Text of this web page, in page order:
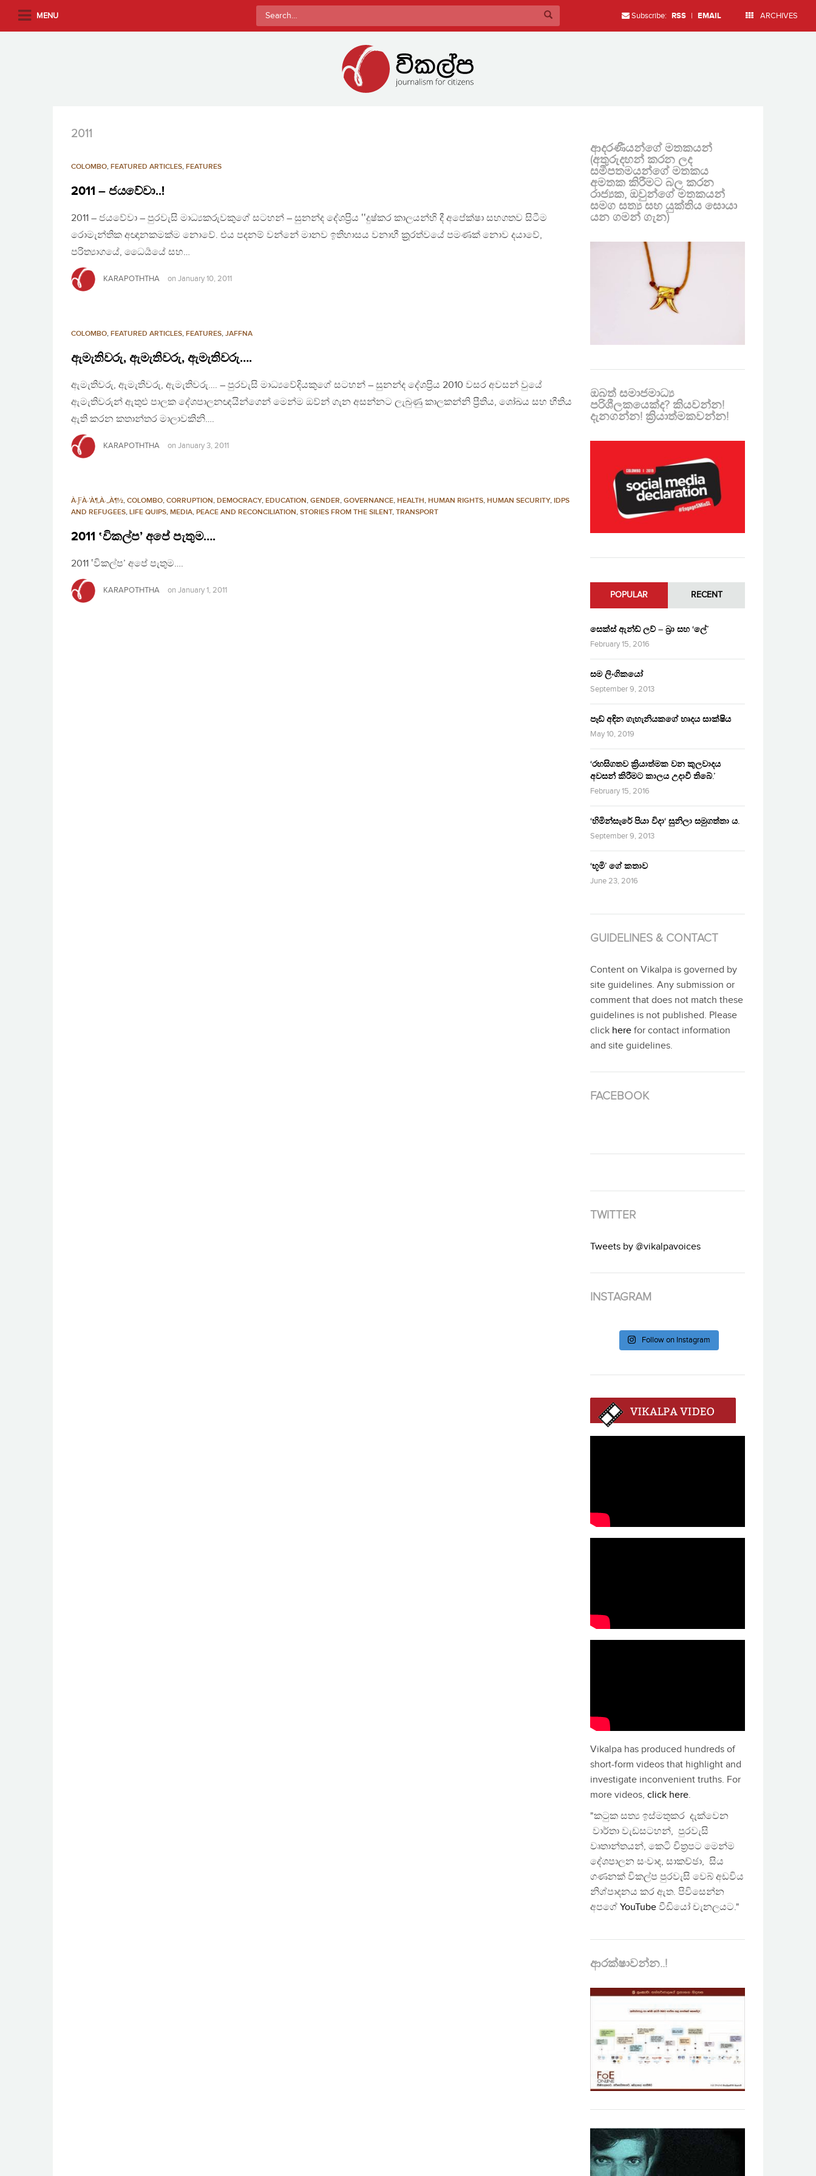
MENU
Search
for:
Subscribe: RSS | EMAIL ARCHIVES
2011
COLOMBO, FEATURED ARTICLES, FEATURES
2011 – ජයවේවා..!
2011 – ජයවේවා – පුරවැසි මාධ්‍යකරුවකුගේ සටහන් – සුනන්ද දේශප්‍රිය ‛‛දුෂ්කර කාලයන්හි දී අපේක්ෂා සහගතව සිටීම
රොමැන්තික අඥානකමක්ම නොවේ. එය පදනම් වන්නේ මානව ඉතිහාසය වනාහී ක්‍රූරත්වයේ පමණක් නොව දයාවේ,
පරිත්‍යාගයේ, ධෛර්‍යයේ සහ…
KARAPOTHTHA on January 10, 2011
COLOMBO, FEATURED ARTICLES, FEATURES, JAFFNA
ඇමැතිවරු, ඇමැතිවරු, ඇමැතිවරු….
ඇමැතිවරු, ඇමැතිවරු, ඇමැතිවරු…. – පුරවැසි මාධ්‍යවේදියකුගේ සටහන් – සුනන්ද දේශප්‍රිය 2010 වසර අවසන් වුයේ
ඇමැතිවරුන් ඇතුළු පාලක දේශපාලනඥයින්ගෙන් මෙන්ම ඔව්න් ගැන අසන්නට ලැබුණු කාලකන්නි ප්‍රීතිය, ශෝඛය සහ භීතිය
ඇති කරන කතාන්තර මාලාවකිනි….
KARAPOTHTHA on January 3, 2011
À·ƑÀ·’À¶‚À·„À¶½, COLOMBO, CORRUPTION, DEMOCRACY, EDUCATION, GENDER, GOVERNANCE, HEALTH, HUMAN RIGHTS, HUMAN SECURITY, IDPS
AND REFUGEES, LIFE QUIPS, MEDIA, PEACE AND RECONCILIATION, STORIES FROM THE SILENT, TRANSPORT
2011 ‛විකල්ප’ අපේ පැතුම….
2011 ‛විකල්ප’ අපේ පැතුම….
KARAPOTHTHA on January 1, 2011
ආදරණීයන්ගේ මතකයන්
(අතුරුදහන් කරන ලද
සමීපතමයන්ගේ මතකය
අමතක කිරීමට බල කරන
රාජ්‍යක, ඔවුන්ගේ මතකයන්
සමග සත්‍ය සහ යුක්තිය සොයා
යන ගමන් ගැන)
ඔබත් සමාජමාධ්‍ය
පරිශීලකයෙක්ද? කියවන්න!
දැනගන්න! ක්‍රියාත්මකවන්න!
POPULAR RECENT
සෙක්ස් ඇන්ඩ් ලව් – බ්‍රා සහ ‘ලේ’
February 15, 2016
සම ලිංගිකයෝ
September 9, 2013
පෑඩ් අඳින ගැහැනියකගේ හෘදය සාක්ෂිය
May 10, 2019
‘රහසිගතව ක්‍රියාත්මක වන කුලවාදය
අවසන් කිරීමට කාලය උදාවී තිබේ.’
February 15, 2016
‘හිමින්සැරේ පියා විදා‘ සුනිලා සමුගත්තා ය.
September 9, 2013
‘භූමි’ ගේ කතාව
June 23, 2016
GUIDELINES & CONTACT
Content on Vikalpa is governed by
site guidelines. Any submission or
comment that does not match these
guidelines is not published. Please
click here for contact information
and site guidelines.
FACEBOOK
TWITTER
Tweets by @vikalpavoices
INSTAGRAM
Follow on Instagram
Vikalpa has produced hundreds of
short-form videos that highlight and
investigate inconvenient truths. For
more videos, click here.
"කටුක සත්‍ය ඉස්මතුකර දැක්වෙන
වාර්තා වැඩසටහන්, පුරවැසි
වෘතාන්තයන්, කෙටි චිත්‍රපට මෙන්ම
දේශපාලන සංවාද, සාකච්ඡා, සිය
ගණනක් විකල්ප පුරවැසි වෙබ් අඩවිය
නිශ්පාදනය කර ඇත. පිවිසෙන්න
අපගේ YouTube වීඩියෝ චැනලයට."
ආරක්ෂාවන්න..!